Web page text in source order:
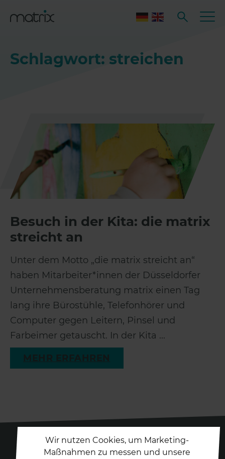
Schlagwort: streichen
Besuch in der Kita: die matrix
streicht an
Unter dem Motto „die matrix streicht an“
haben Mitarbeiter*innen der Düsseldorfer
Unternehmensberatung matrix einen Tag
lang ihre Bürostühle, Telefonhörer und
Computer gegen Leitern, Pinsel und
Farbeimer getauscht. In der Kita ...
Wir nutzen Cookies, um Marketing-
Maßnahmen zu messen und unsere